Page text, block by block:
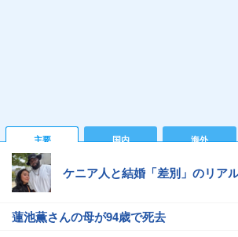
主要 国内 海外
ケニア人と結婚「差別」のリア
蓮池薫さんの母が94歳で死去